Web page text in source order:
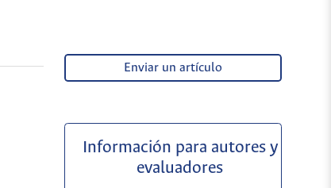
Enviar un artículo
Información para autores y
evaluadores